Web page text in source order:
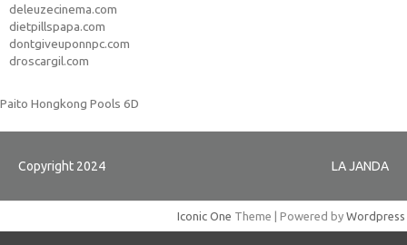
deleuzecinema.com
dietpillspapa.com
dontgiveuponnpc.com
droscargil.com
Paito Hongkong Pools 6D
Copyright 2024 LA JANDA
Iconic One Theme | Powered by Wordpress